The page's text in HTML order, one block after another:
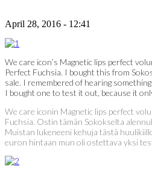
April 28, 2016 - 12:41
We care icon’s Magnetic lips perfect
Perfect Fuchsia. I bought this from
sale. I remembered of hearing
I bought one to test it out, because it
We care iconin Magnetic lips perfect
Fuchsia. Ostin tämän Sokokselta
Muistan lukeneeni kehuja tästä
euron hintaan mun oli ostettava yksi